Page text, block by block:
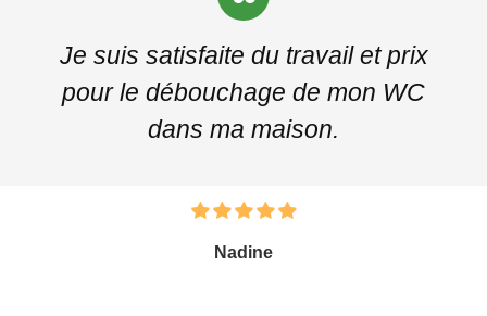
Je suis satisfaite du travail et prix
pour le débouchage de mon WC
dans ma maison.
Nadine